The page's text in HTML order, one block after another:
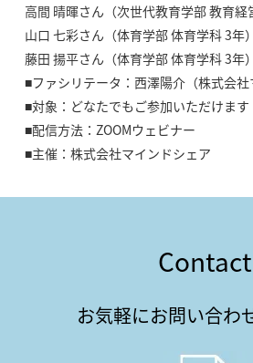
高間 晴暉さん（次世代教育学部 教育経
山口 七彩さん（体育学部 体育学科 3年）
藤田 揚平さん（体育学部 体育学科 3年）
■ファシリテータ：西澤陽介（株式会社
■対象：どなたでもご参加いただけます
■配信方法：ZOOMウェビナー
■主催：株式会社マインドシェア
Contact
お気軽にお問い合わ